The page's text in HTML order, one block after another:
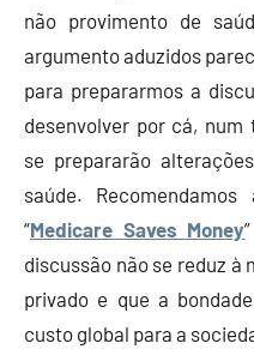
não provimento de
argumento aduzidos
para prepararmos a
desenvolver por cá, num
se prepararão
saúde.
“Medicare Saves Money
discussão não se reduz à
privado e que a
custo global para a